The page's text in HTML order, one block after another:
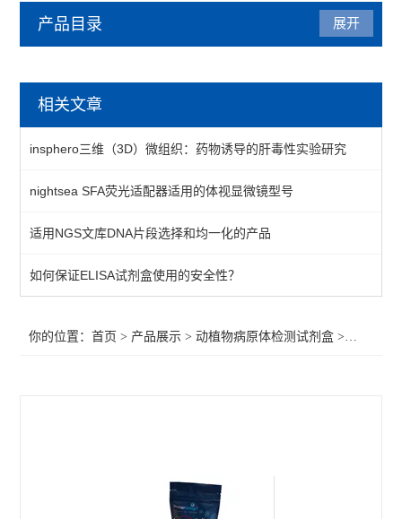
产品目录
primerdesign生物威胁检测试剂盒
primerdesign其他病原体检测试剂盒
植物病原体/病原菌检测试剂
primerdesign水源致病菌检测试剂盒
primerdesign病原体检测试剂试剂盒
primerdesign羊病原体检测试剂盒
展开
相关文章
insphero三维（3D）微组织：药物诱导的肝毒性实验研究
nightsea SFA荧光适配器适用的体视显微镜型号
适用NGS文库DNA片段选择和均一化的产品
如何保证ELISA试剂盒使用的安全性？
你的位置：首页 > 产品展示 >动植物病原体检测试剂盒 >